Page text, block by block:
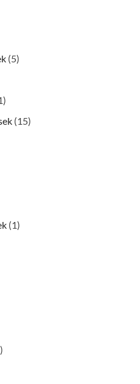
(5)
(15)
(1)